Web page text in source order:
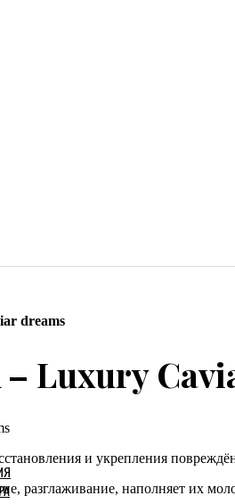
dreams
– Luxury
и укрепления
разглаживание, наполняет их